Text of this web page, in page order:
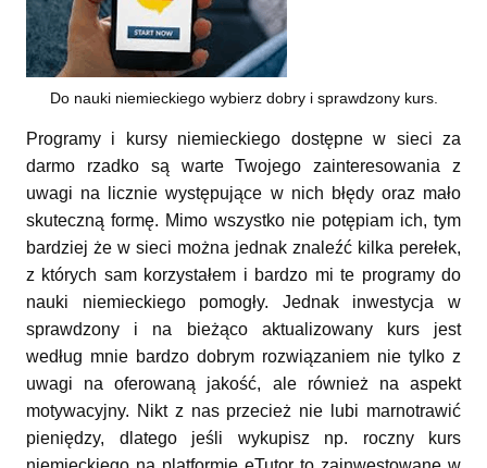
Do nauki niemieckiego wybierz dobry i sprawdzony kurs.
Programy i kursy niemieckiego dostępne w sieci za
darmo rzadko są warte Twojego zainteresowania z
uwagi na licznie występujące w nich błędy oraz mało
skuteczną formę. Mimo wszystko nie potępiam ich, tym
bardziej że w sieci można jednak znaleźć kilka perełek,
z których sam korzystałem i bardzo mi te programy do
nauki niemieckiego pomogły. Jednak inwestycja w
sprawdzony i na bieżąco aktualizowany kurs jest
według mnie bardzo dobrym rozwiązaniem nie tylko z
uwagi na oferowaną jakość, ale również na aspekt
motywacyjny. Nikt z nas przecież nie lubi marnotrawić
pieniędzy, dlatego jeśli wykupisz np. roczny kurs